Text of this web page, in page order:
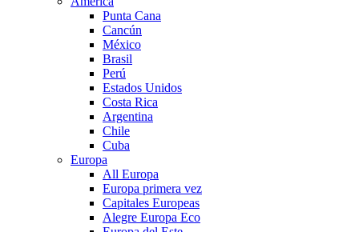
Punta Cana
Cancún
México
Brasil
Perú
Estados Unidos
Costa Rica
Argentina
Chile
Cuba
Europa
All Europa
Europa primera vez
Capitales Europeas
Alegre Europa Eco